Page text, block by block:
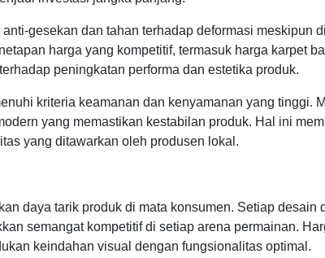
gesekan dan tahan terhadap deformasi meskipun
harga yang kompetitif, termasuk harga karpet
peningkatan performa dan estetika produk.
kriteria keamanan dan kenyamanan yang tinggi.
yang memastikan kestabilan produk. Hal ini
yang ditawarkan oleh produsen lokal.
daya tarik produk di mata konsumen. Setiap desain
semangat kompetitif di setiap arena permainan.
keindahan visual dengan fungsionalitas optimal.